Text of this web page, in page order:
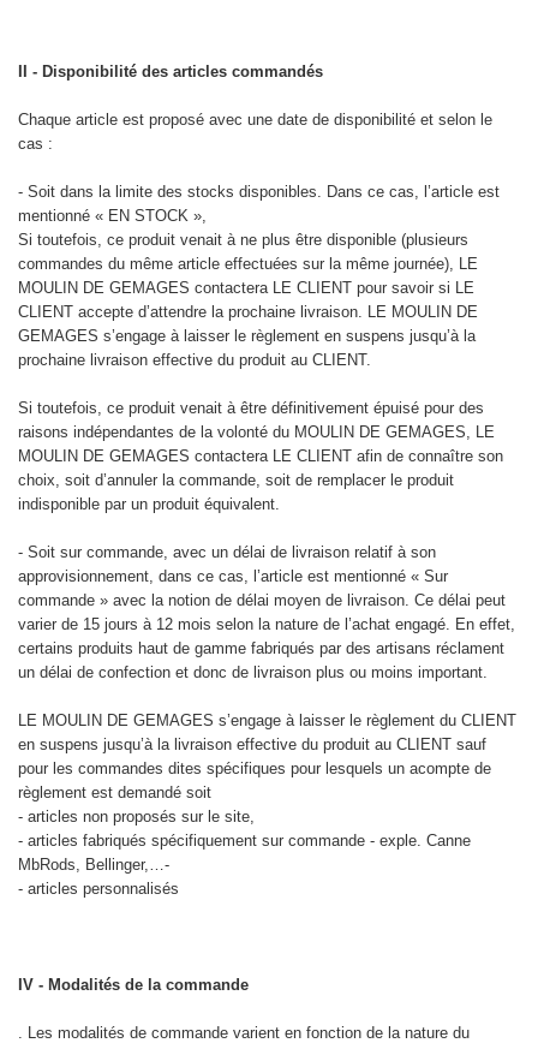
II - Disponibilité des articles commandés
Chaque article est proposé avec une date de disponibilité et selon le
cas :
- Soit dans la limite des stocks disponibles. Dans ce cas, l’article est
mentionné « EN STOCK »,
Si toutefois, ce produit venait à ne plus être disponible (plusieurs
commandes du même article effectuées sur la même journée), LE
MOULIN DE GEMAGES contactera LE CLIENT pour savoir si LE
CLIENT accepte d’attendre la prochaine livraison. LE MOULIN DE
GEMAGES s’engage à laisser le règlement en suspens jusqu’à la
prochaine livraison effective du produit au CLIENT.
Si toutefois, ce produit venait à être définitivement épuisé pour des
raisons indépendantes de la volonté du MOULIN DE GEMAGES, LE
MOULIN DE GEMAGES contactera LE CLIENT afin de connaître son
choix, soit d’annuler la commande, soit de remplacer le produit
indisponible par un produit équivalent.
- Soit sur commande, avec un délai de livraison relatif à son
approvisionnement, dans ce cas, l’article est mentionné « Sur
commande » avec la notion de délai moyen de livraison. Ce délai peut
varier de 15 jours à 12 mois selon la nature de l’achat engagé. En effet,
certains produits haut de gamme fabriqués par des artisans réclament
un délai de confection et donc de livraison plus ou moins important.
LE MOULIN DE GEMAGES s’engage à laisser le règlement du CLIENT
en suspens jusqu’à la livraison effective du produit au CLIENT sauf
pour les commandes dites spécifiques pour lesquels un acompte de
règlement est demandé soit
- articles non proposés sur le site,
- articles fabriqués spécifiquement sur commande - exple. Canne
MbRods, Bellinger,…-
- articles personnalisés
IV - Modalités de la commande
. Les modalités de commande varient en fonction de la nature du